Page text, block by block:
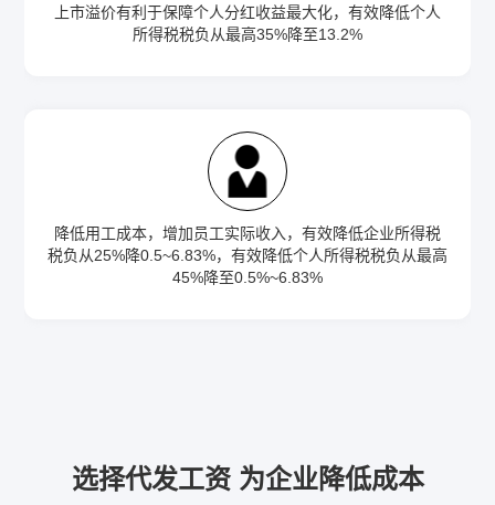
上市溢价有利于保障个人分红收益最大化，有效降低个人
所得税税负从最高35%降至13.2%
降低用工成本，增加员工实际收入，有效降低企业所得税
税负从25%降0.5~6.83%，有效降低个人所得税税负从最高
45%降至0.5%~6.83%
选择代发工资 为企业降低成本